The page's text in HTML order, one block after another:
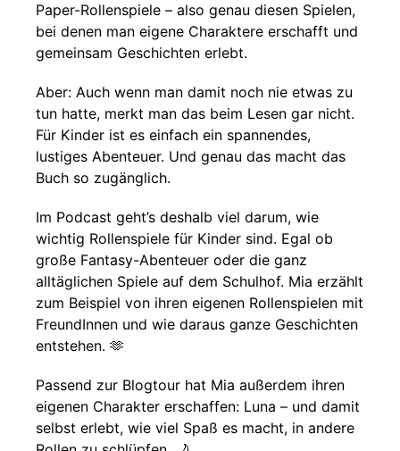
Paper-Rollenspiele – also genau diesen Spielen,
bei denen man eigene Charaktere erschafft und
gemeinsam Geschichten erlebt.
Aber: Auch wenn man damit noch nie etwas zu
tun hatte, merkt man das beim Lesen gar nicht.
Für Kinder ist es einfach ein spannendes,
lustiges Abenteuer. Und genau das macht das
Buch so zugänglich.
Im Podcast geht’s deshalb viel darum, wie
wichtig Rollenspiele für Kinder sind. Egal ob
große Fantasy-Abenteuer oder die ganz
alltäglichen Spiele auf dem Schulhof. Mia erzählt
zum Beispiel von ihren eigenen Rollenspielen mit
FreundInnen und wie daraus ganze Geschichten
entstehen. 🫶
Passend zur Blogtour hat Mia außerdem ihren
eigenen Charakter erschaffen: Luna – und damit
selbst erlebt, wie viel Spaß es macht, in andere